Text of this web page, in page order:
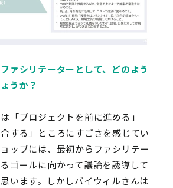
ァシリテーターとして、どのよう
うか？
「プロジェクトを前に進める」
合する」ところにすごさを感じてい
ップには、最初からファシリテー
ゴールに向かって議論を誘導して
います。しかしバイウィルさんは